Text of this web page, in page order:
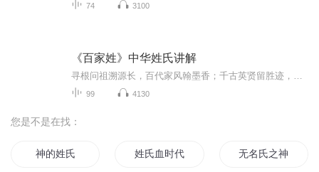
74 3100
《百家姓》中华姓氏讲解
99 4130
您是不是在找：
神的姓氏 姓氏血时代 无名氏之神